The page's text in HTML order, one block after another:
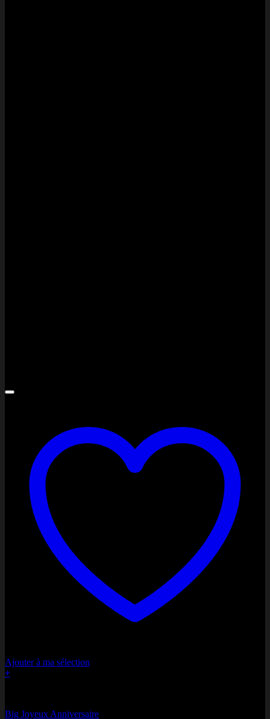
Ajouter à ma sélection
+
Big Joyeux Anniversaire